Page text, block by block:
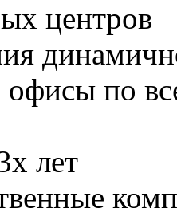
центров
по
лет